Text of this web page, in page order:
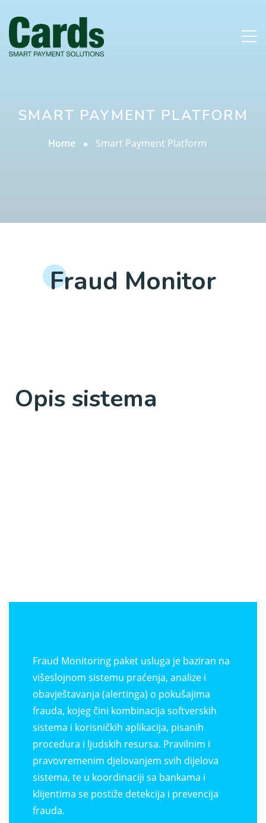
SMART PAYMENT PLATFORM
Home Smart Payment Platform
Fraud Monitor
Opis sistema
Fraud Monitoring paket usluga je baziran na
višeslojnom sistemu praćenja, analize i
obavještavanja (alertinga) o pokušajima
frauda, kojeg čini kombinacija softverskih
sistema i korisničkih aplikacija, pisanih
procedura i ljudskih resursa. Pravilnim i
pravovremenim djelovanjem svih dijelova
sistema, te u koordinaciji sa bankama i
klijentima se postiže detekcija i prevencija
frauda.